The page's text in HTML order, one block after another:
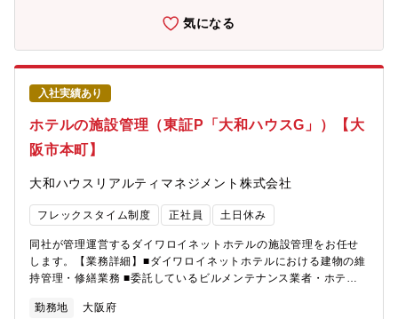
す。【契約期間備考】入社後1年間は有期雇用契約（契約社員）で
す。入社6ヶ月～1年を目安に、ご本人と当社の合意に基づき、正
社員として登用することを前提とした採用です。正社員登用後は
「総合職」としてご活躍いただきます。当初は、募集ポジション
にて専門性を深めていただきますが、ご本人の適性や意欲に合わ
せて、当社業務全般の幅広い分野に挑戦する機会があります。
【働き方】・年間休日124日※ライフワークバランスを保ちながら
就業することが可能です。同業他社と比較しても非常に高いレベ
ルの就業環境が整っており、実際に他社から入社をした社員も多
アタイムなし) ※ご自身の裁量にて業務時間をコントロールでき
ます。・平均残業時間：20時間/月 ※勤怠は、PCログをとり、
管理を徹底しています。・平均有給休暇取得日数：12.0日(全
の異動希望を記載することも可能です。【同社の戦略・ビジョ
ン】・阪急阪神ホールディングスグループは、100年以上の長きに
わたる歴史の中で、人々に豊かなライフスタイルを提案し、魅力
あふれる沿線づくり、まちづくりに貢献してきました。・同社が
気になる
入社実績あり
ホテルの施設管理（東証P「大和ハウスG」）【大
阪市本町】
大和ハウスリアルティマネジメント株式会社
フレックスタイム制度 正社員 土日休み
同社が管理運営するダイワロイネットホテルの施設管理をお任せ
します。【業務詳細】■ダイワロイネットホテルにおける建物の維
持管理・修繕業務 ■委託しているビルメンテナンス業者・ホテル
及び指摘事項の改善業務■発注者側として、各協力会社へ工事手配
勤務地 大阪府